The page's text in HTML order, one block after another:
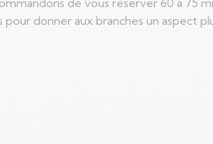
de vous réserver 60 à
donner aux branches un aspect